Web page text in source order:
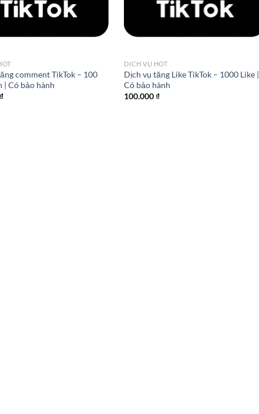
comment TikTok – 100
| Có bảo hành
₫
DỊCH VỤ HOT
Dịch vụ tăng Like TikTok – 1000 Like |
Có bảo hành
100.000₫